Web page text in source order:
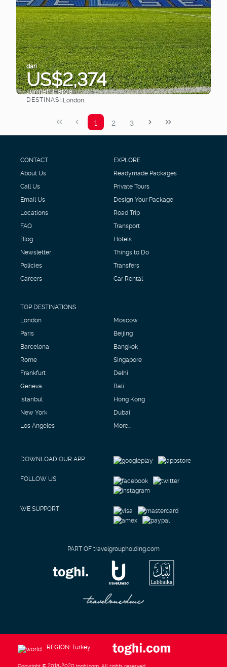
dari
US$2,374
Jumlah Harga
DESTINASI:London
1 2 3
CONTACT
About Us
Call Us
Email Us
Locations
FAQ
Blog
Newsletter
Policies
Careers
EXPLORE
Readymade Packages
Private Tours
Design Your Package
Road Trip
Transport
Hotels
Things to Do
Transfers
Car Rental
TOP DESTINATIONS
London
Paris
Barcelona
Rome
Frankfurt
Geneva
Istanbul
New York
Los Angeles
Moscow
Beijing
Bangkok
Singapore
Delhi
Bali
Hong Kong
Dubai
More...
DOWNLOAD OUR APP
FOLLOW US
WE SUPPORT
PART OF travelgroupholding.com
REGION: Turkey
Copyright © 2018-2020 toghi.com. All rights reserved